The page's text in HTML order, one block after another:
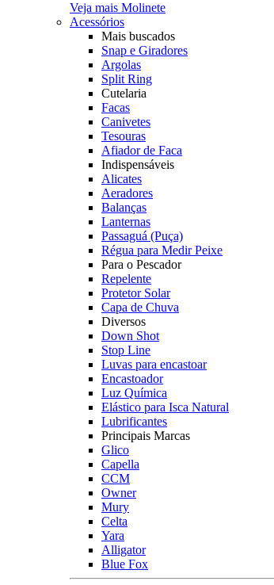
Veja mais Molinete
Acessórios
Mais buscados
Snap e Giradores
Argolas
Split Ring
Cutelaria
Facas
Canivetes
Tesouras
Afiador de Faca
Indispensáveis
Alicates
Aeradores
Balanças
Lanternas
Passaguá (Puça)
Régua para Medir Peixe
Para o Pescador
Repelente
Protetor Solar
Capa de Chuva
Diversos
Down Shot
Stop Line
Luvas para encastoar
Encastoador
Luz Química
Elástico para Isca Natural
Lubrificantes
Principais Marcas
Glico
Capella
CCM
Owner
Mury
Celta
Yara
Alligator
Blue Fox